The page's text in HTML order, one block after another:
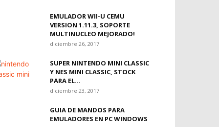
EMULADOR WII-U CEMU
VERSION 1.11.3, SOPORTE
MULTINUCLEO MEJORADO!
diciembre 26, 2017
SUPER NINTENDO MINI CLASSIC
Y NES MINI CLASSIC, STOCK
PARA EL...
diciembre 23, 2017
GUIA DE MANDOS PARA
EMULADORES EN PC WINDOWS